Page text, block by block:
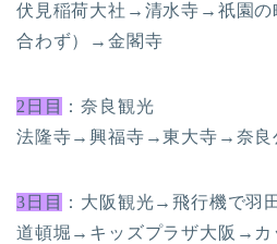
伏見稲荷大社→清水寺→祇園の
合わず）→金閣寺
2日目
：奈良観光
法隆寺→興福寺→東大寺→奈良
3日目
：大阪観光→飛行機で羽
道頓堀→キッズプラザ大阪→カ